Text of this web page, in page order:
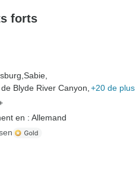
forts
Sabie,
Blyde River Canyon, +20 de plus
en : Allemand